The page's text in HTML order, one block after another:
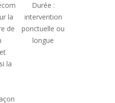
la
de
la
Durée :
intervention
ponctuelle ou
longue